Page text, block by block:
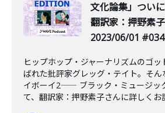
文化論集」つい
翻訳家：押野素
2023/06/01 #034
ヒップホップ・ジャーナリズムのゴ
ばれた批評家グレッグ・テイト。そん
イボーイ2―― ブラック・ミュージッ
て、翻訳家：押野素子さんに詳しくお